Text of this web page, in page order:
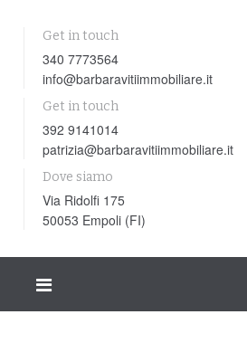
Get in touch
340 7773564
info@barbaravitiimmobiliare.it
Get in touch
392 9141014
patrizia@barbaravitiimmobiliare.it
Dove siamo
Via Ridolfi 175
50053 Empoli (FI)
Toggle